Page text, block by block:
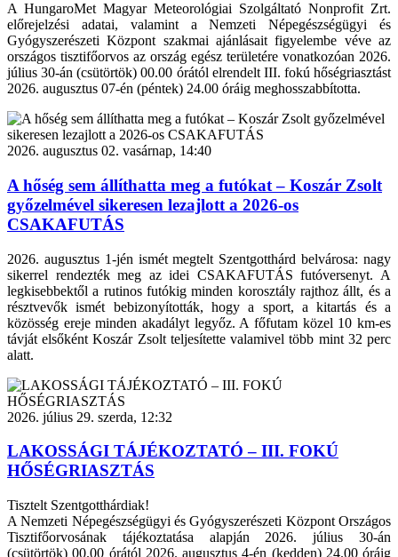
A HungaroMet Magyar Meteorológiai Szolgáltató Nonprofit Zrt.
előrejelzési adatai, valamint a Nemzeti Népegészségügyi és
Gyógyszerészeti Központ szakmai ajánlásait figyelembe véve az
országos tisztifőorvos az ország egész területére vonatkozóan 2026.
július 30-án (csütörtök) 00.00 órától elrendelt III. fokú hőségriasztást
2026. augusztus 07-én (péntek) 24.00 óráig meghosszabbította.
2026. augusztus 02. vasárnap, 14:40
A hőség sem állíthatta meg a futókat – Koszár Zsolt
győzelmével sikeresen lezajlott a 2026-os
CSAKAFUTÁS
2026. augusztus 1-jén ismét megtelt Szentgotthárd belvárosa: nagy
sikerrel rendezték meg az idei CSAKAFUTÁS futóversenyt. A
legkisebbektől a rutinos futókig minden korosztály rajthoz állt, és a
résztvevők ismét bebizonyították, hogy a sport, a kitartás és a
közösség ereje minden akadályt legyőz. A főfutam közel 10 km-es
távját elsőként Koszár Zsolt teljesítette valamivel több mint 32 perc
alatt.
2026. július 29. szerda, 12:32
LAKOSSÁGI TÁJÉKOZTATÓ – III. FOKÚ
HŐSÉGRIASZTÁS
Tisztelt Szentgotthárdiak!
A Nemzeti Népegészségügyi és Gyógyszerészeti Központ Országos
Tisztifőorvosának tájékoztatása alapján 2026. július 30-án
(csütörtök) 00.00 órától 2026. augusztus 4-én (kedden) 24.00 óráig